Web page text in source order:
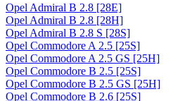
Opel Admiral B 2.8 [28E]
Opel Admiral B 2.8 [28H]
Opel Admiral B 2.8 S [28S]
Opel Commodore A 2.5 [25S]
Opel Commodore A 2.5 GS [25H]
Opel Commodore B 2.5 [25S]
Opel Commodore B 2.5 GS [25H]
Opel Commodore B 2.6 [25S]